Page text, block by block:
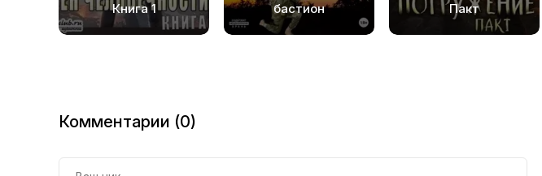
Книга 1
бастион
Пакт
Комментарии (0)